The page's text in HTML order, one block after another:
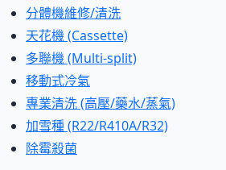
分體機維修/清洗
天花機 (Cassette)
多聯機 (Multi-split)
移動式冷氣
專業清洗 (高壓/藥水/蒸氣)
加雪種 (R22/R410A/R32)
除霉殺菌